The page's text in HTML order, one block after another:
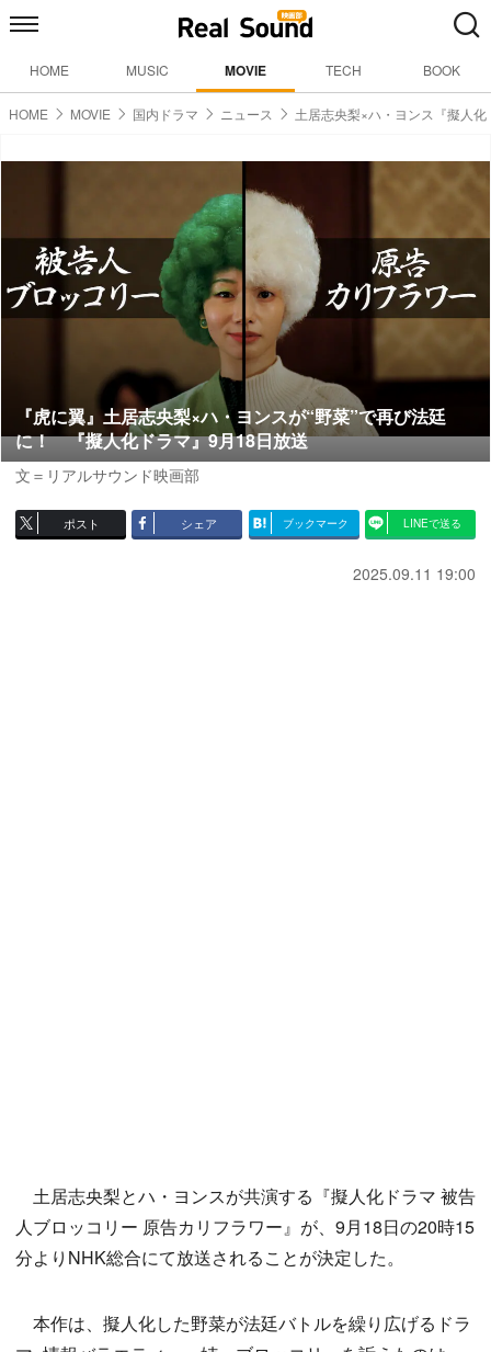
HOME MUSIC MOVIE TECH BOOK
HOME MOVIE 国内ドラマ ニュース 土居志央梨×ハ・ヨンス『擬人
『虎に翼』土居志央梨×ハ・ヨンスが“野菜”で再び法廷
に！ 『擬人化ドラマ』9月18日放送
文＝リアルサウンド映画部
ポスト シェア ブックマーク LINEで送る
2025.09.11 19:00
土居志央梨とハ・ヨンスが共演する『擬人化ドラマ 被告
人ブロッコリー 原告カリフラワー』が、9月18日の20時15
分よりNHK総合にて放送されることが決定した。
本作は、擬人化した野菜が法廷バトルを繰り広げるドラ